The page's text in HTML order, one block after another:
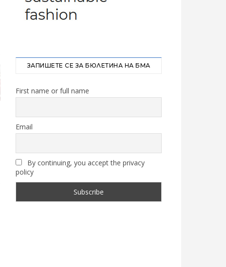
ЗАПИШЕТЕ СЕ ЗА БЮЛЕТИНА НА БМА
First name or full name
Email
By continuing, you accept the privacy
policy